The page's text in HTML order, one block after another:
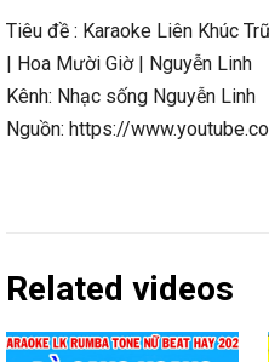
Tiêu đề : Karaoke Liên Khúc
| Hoa Mười Giờ | Nguyễn Linh
Kênh: Nhạc sống Nguyễn Linh
Nguồn: https://
Related videos